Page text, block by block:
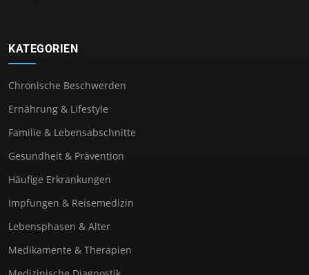
KATEGORIEN
Chronische Beschwerden
Ernährung & Lifestyle
Familie & Lebensabschnitte
Gesundheit & Prävention
Häufige Erkrankungen
Impfungen & Reisemedizin
Lebensphasen & Alter
Medikamente & Therapien